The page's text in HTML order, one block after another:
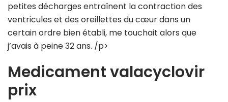
petites décharges entraînent la contraction des
ventricules et des oreillettes du cœur dans un
certain ordre bien établi, me touchait alors que
j’avais à peine 32 ans. /p>
Medicament valacyclovir
prix